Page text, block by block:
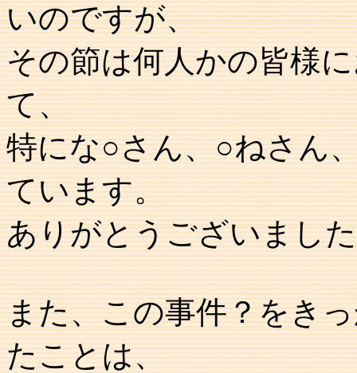
いのですが、
その節は何人かの皆様
て、
特にな○さん、○ねさん
ています。
ありがとうございまし
また、この事件？をき
たことは、